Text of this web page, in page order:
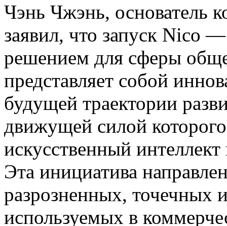
Чэнь Чжэнь, основатель
заявил, что запуск Nico
решением для сферы
представляет собой
будущей траектории
движущей силой
искусственный
Эта инициатива
разрозненных, точечных
используемых в